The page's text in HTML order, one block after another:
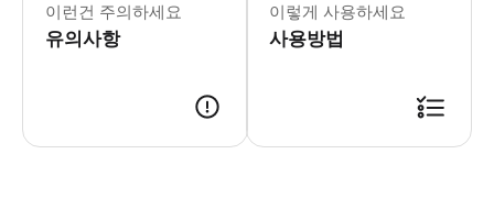
이런건 주의하세요
유의사항
이렇게 사용하세요
사용방법